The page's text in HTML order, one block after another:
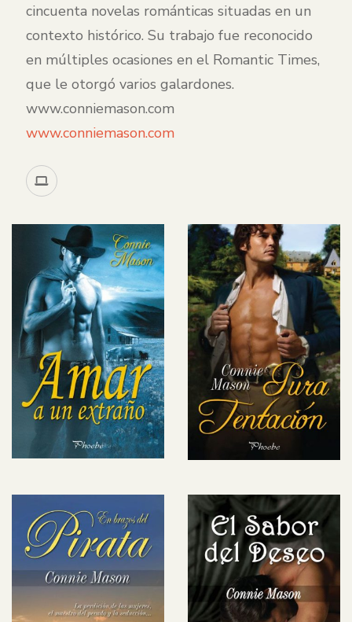
cincuenta novelas románticas situadas en un
contexto histórico. Su trabajo fue reconocido
en múltiples ocasiones en el Romantic Times,
que le otorgó varios galardones.
www.conniemason.com
www.conniemason.com